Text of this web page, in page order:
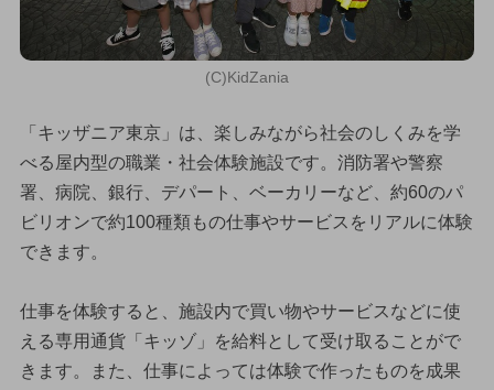
(C)KidZania
「キッザニア東京」は、楽しみながら社会のしくみを学
べる屋内型の職業・社会体験施設です。消防署や警察
署、病院、銀行、デパート、ベーカリーなど、約60のパ
ビリオンで約100種類もの仕事やサービスをリアルに体験
できます。
仕事を体験すると、施設内で買い物やサービスなどに使
える専用通貨「キッゾ」を給料として受け取ることがで
きます。また、仕事によっては体験で作ったものを成果